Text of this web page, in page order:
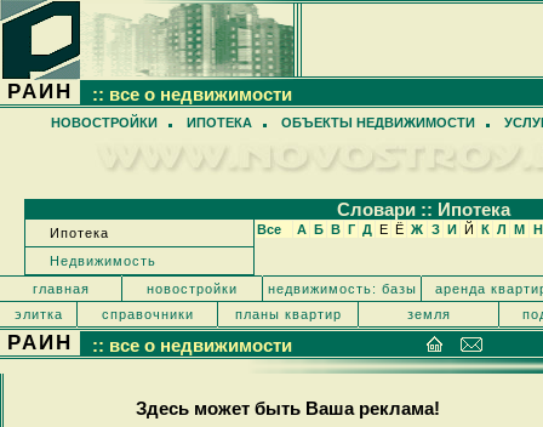
РАИН :: все о недвижимости
НОВОСТРОЙКИ ИПОТЕКА ОБЪЕКТЫ НЕДВИЖИМОСТИ
Cловари :: Ипотека
Ипотека
Недвижимость
Все А Б В Г Д Е Ё Ж З И Й К Л М Н
главная новостройки недвижимость: базы
аренда
элитка
справочники планы квартир земля
РАИН :: все о недвижимости
Здесь может быть Ваша реклама!